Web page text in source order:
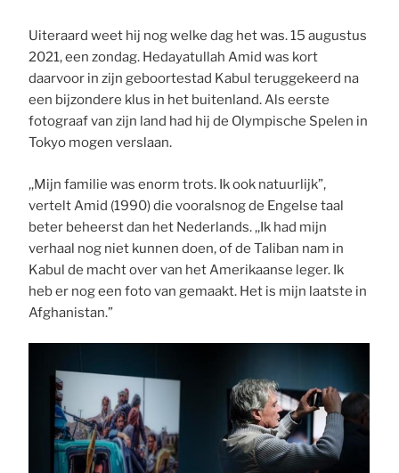
Uiteraard weet hij nog welke dag het was. 15 augustus
2021, een zondag. Hedayatullah Amid was kort
daarvoor in zijn geboortestad Kabul teruggekeerd na
een bijzondere klus in het buitenland. Als eerste
fotograaf van zijn land had hij de Olympische Spelen in
Tokyo mogen verslaan.
,,Mijn familie was enorm trots. Ik ook natuurlijk”,
vertelt Amid (1990) die vooralsnog de Engelse taal
beter beheerst dan het Nederlands. ,,Ik had mijn
verhaal nog niet kunnen doen, of de Taliban nam in
Kabul de macht over van het Amerikaanse leger. Ik
heb er nog een foto van gemaakt. Het is mijn laatste in
Afghanistan.”